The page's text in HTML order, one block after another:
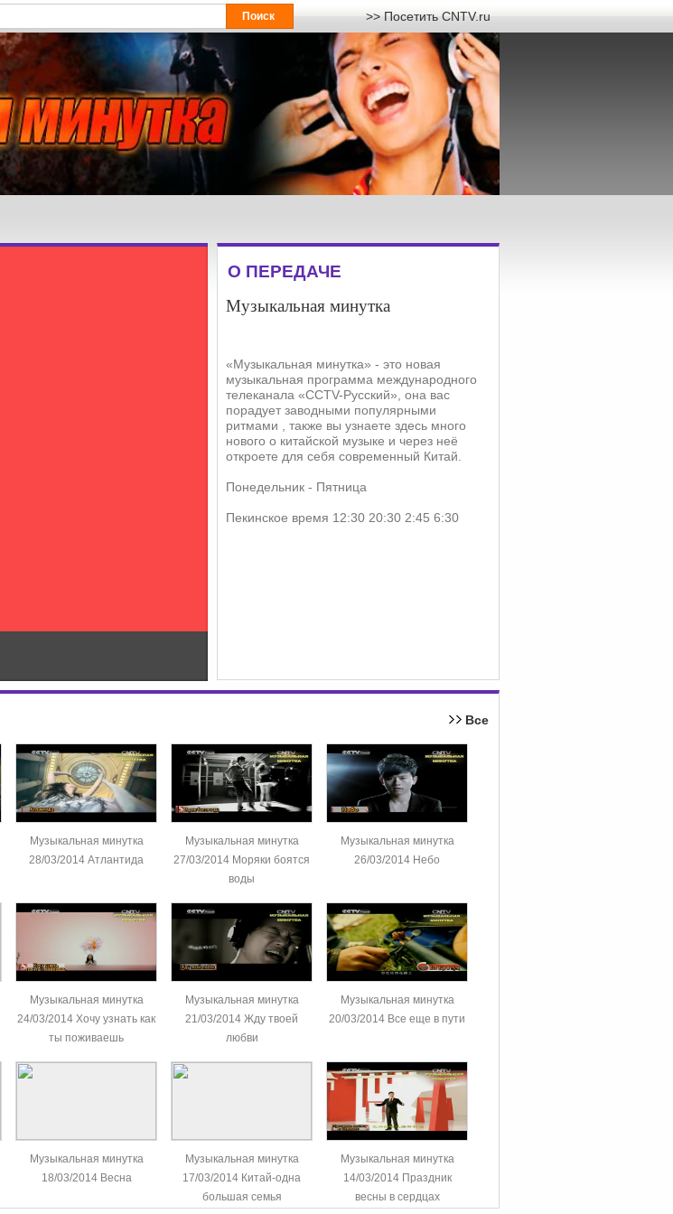
>> Посетить CNTV.ru
О ПЕРЕДАЧЕ
Музыкальная минутка
«Музыкальная минутка» - это новая
музыкальная программа международного
телеканала «CCTV-Русский», она вас
порадует заводными популярными
ритмами , также вы узнаете здесь много
нового о китайской музыке и через неё
откроете для себя современный Китай.
Понедельник - Пятница
Пекинское время 12:30 20:30 2:45 6:30
Все
Музыкальная минутка
28/03/2014 Атлантида
Музыкальная минутка
27/03/2014 Моряки боятся
воды
Музыкальная минутка
26/03/2014 Небо
Музыкальная минутка
24/03/2014 Хочу узнать как
ты поживаешь
Музыкальная минутка
21/03/2014 Жду твоей
любви
Музыкальная минутка
20/03/2014 Все еще в пути
Музыкальная минутка
18/03/2014 Весна
Музыкальная минутка
17/03/2014 Китай-одна
большая семья
Музыкальная минутка
14/03/2014 Праздник
весны в сердцах